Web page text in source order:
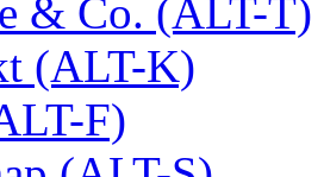
& Co. (ALT-T)
(ALT-K)
F)